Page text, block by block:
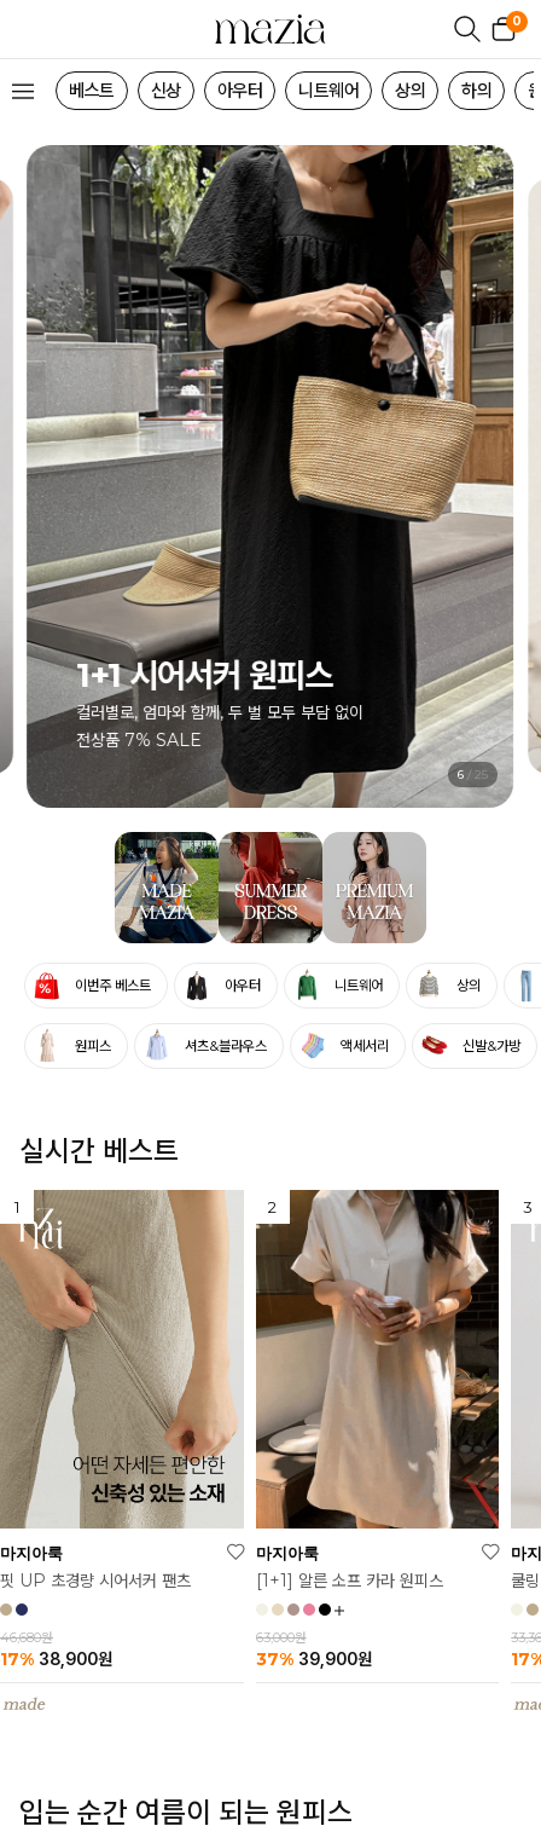
0
베스트 신상 아우터 니트웨어 상의 하의
1+1 시어서커 원피스
컬러별로, 엄마와 함께, 두 벌 모두 부담 없이
전상품 7% SALE
7 /25
이번주 베스트 아우터 니트웨어 상의
원피스 셔츠&블라우스 액세서리 신발&가방
실시간 베스트
마지아룩
핏 UP 초경량 시어서커 팬츠
46,680원
17% 38,900원
마지아룩
[1+1] 알른 소프 카라 원피스
63,000원
37% 39,900원
마
쿨
입는 순간 여름이 되는 원피스